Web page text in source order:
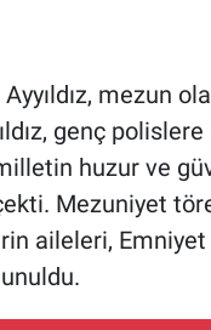
mezun
genç
huzur ve
Mezuniyet
aileleri,